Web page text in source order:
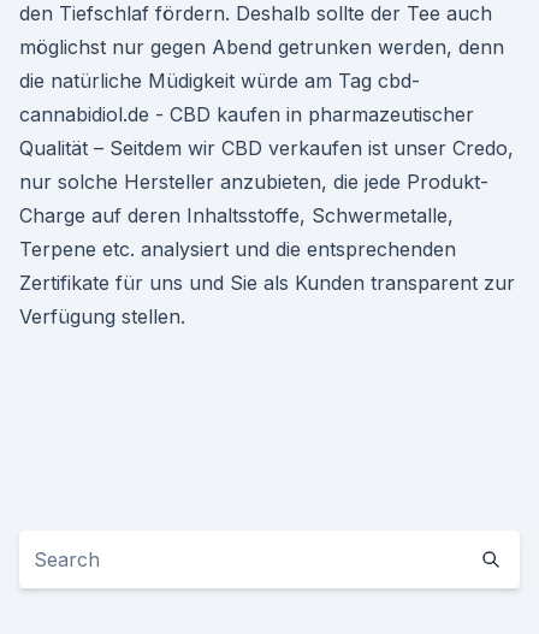
den Tiefschlaf fördern. Deshalb sollte der Tee auch
möglichst nur gegen Abend getrunken werden, denn
die natürliche Müdigkeit würde am Tag cbd-
cannabidiol.de - CBD kaufen in pharmazeutischer
Qualität – Seitdem wir CBD verkaufen ist unser Credo,
nur solche Hersteller anzubieten, die jede Produkt-
Charge auf deren Inhaltsstoffe, Schwermetalle,
Terpene etc. analysiert und die entsprechenden
Zertifikate für uns und Sie als Kunden transparent zur
Verfügung stellen.